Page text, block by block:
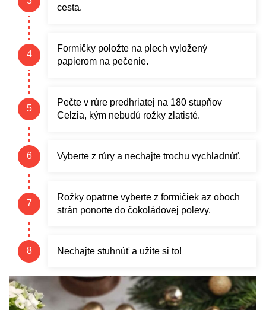
cesta.
Formičky položte na plech vyložený
papierom na pečenie.
Pečte v rúre predhriatej na 180 stupňov
Celzia, kým nebudú rožky zlatisté.
Vyberte z rúry a nechajte trochu vychladnúť.
Rožky opatrne vyberte z formičiek az oboch
strán ponorte do čokoládovej polevy.
Nechajte stuhnúť a užite si to!